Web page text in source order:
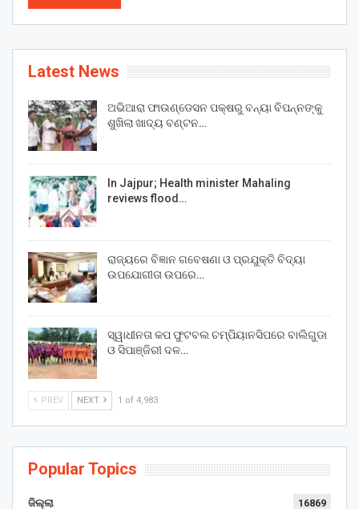
Latest News
ଅଭିଆରା ଫାଉଣ୍ଡେସନ ପକ୍ଷରୁ ବନ୍ୟା ବିପନ୍ନଙ୍କୁ
ଶୁଖିଲା ଖାଦ୍ୟ ବଣ୍ଟନ…
In Jajpur; Health minister Mahaling
reviews flood…
ରାଜ୍ୟରେ ବିଜ୍ଞାନ ଗବେଷଣା ଓ ପ୍ରଯୁକ୍ତି ବିଦ୍ୟା
ଉପଯୋଗୀତା ଉପରେ…
ସ୍ୱାଧୀନତା କପ ଫୁଟବଲ ଚମ୍ପିୟାନସିପରେ ବାଲିଗୁଡା
ଓ ସିପାଞ୍ଜିରୀ ଦଳ…
PREV NEXT 1 of 4,983
Popular Topics
ଜିଲ୍ଲା 16869